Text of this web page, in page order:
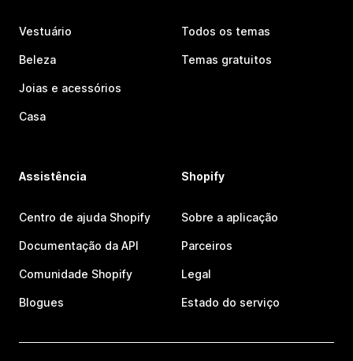
Vestuário
Beleza
Joias e acessórios
Casa
Todos os temas
Temas gratuitos
Assistência
Centro de ajuda Shopify
Documentação da API
Comunidade Shopify
Blogues
Shopify
Sobre a aplicação
Parceiros
Legal
Estado do serviço